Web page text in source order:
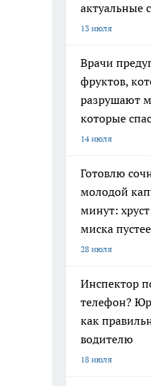
актуальные
13 июля
Врачи
фруктов,
разрушают
которые
14 июля
Готовлю
молодой
минут:
миска
28 июля
Инспектор
телефон?
как
водителю
18 июля